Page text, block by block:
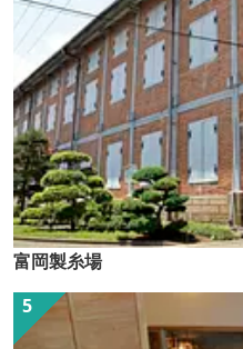
富岡製糸場